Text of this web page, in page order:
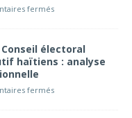
fermés
électoral
haïtiens : analyse
fermés